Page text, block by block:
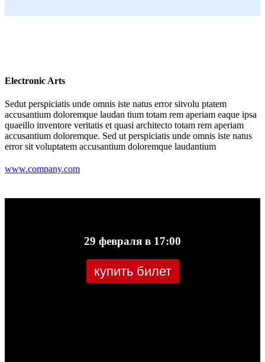
Electronic Arts
Sedut perspiciatis unde omnis iste natus error sitvolu ptatem
accusantium doloremque laudan tium totam rem aperiam eaque ipsa
quaeillo inventore veritatis et quasi architecto totam rem aperiam
accusantium doloremque. Sed ut perspiciatis unde omnis iste natus
error sit voluptatem accusantium doloremque laudantium
www.company.com
29 февраля в 17:00
купить билет